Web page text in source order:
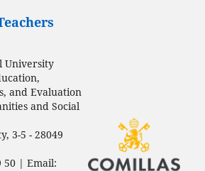
University
and Evaluation
and Social
3-5 - 28049
50 | Email: